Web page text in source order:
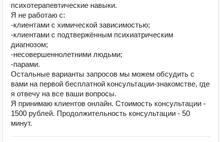
психотерапевтические навыки.
Я не работаю с:
-клиентами с химической зависимостью;
-клиентами с подтвержённым психиатрическим
диагнозом;
-несовершеннолетними людьми;
‌-парами.
Остальные варианты запросов мы можем обсудить с
вами на первой бесплатной консультации-знакомстве, где
я отвечу на все ваши вопросы.
Я принимаю клиентов онлайн. Стоимость консультации -
1500 рублей. Продолжительность консультации - 50
минут.